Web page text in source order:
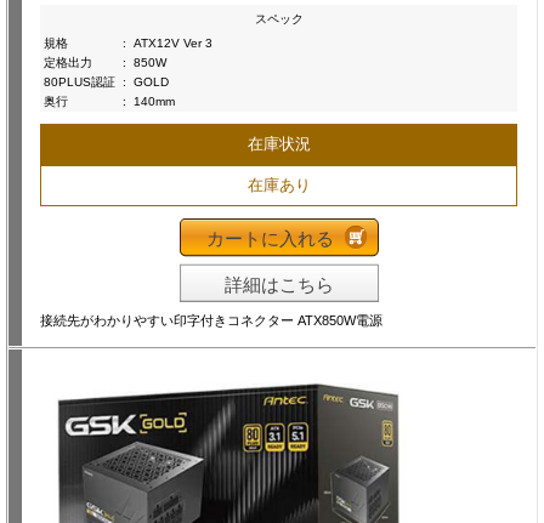
スペック
規格
:
ATX12V Ver 3
定格出力
:
850W
80PLUS認証 :
GOLD
奥行
: 140mm
在庫状況
在庫あり
カートに入れる
詳細はこちら
接続先がわかりやすい印字付きコネクター ATX850W電源